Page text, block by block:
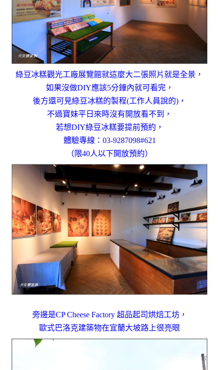
綠豆冰糕觀光工廠展覽館就這麼大二張照片就是全景，
如果沒做DIY應該5分鐘內就可看完，
後方還可見綠豆冰糕的製程(工作人員說的)，
不過寶妹平日來時沒有開放看不到，
若想DIY綠豆冰糕要提前預約，
體驗專線：03-9287098#621
（限40人以下開放預約）
旁邊是CP Cheese Factory 超品起司烘焙工坊，
歐式巴洛克建築物在宜蘭大坡路上很亮眼